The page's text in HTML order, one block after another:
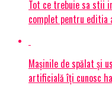
Tot ce trebuie sa stii
complet pentru editia
Mașinile de spălat și
artificială îți cunosc